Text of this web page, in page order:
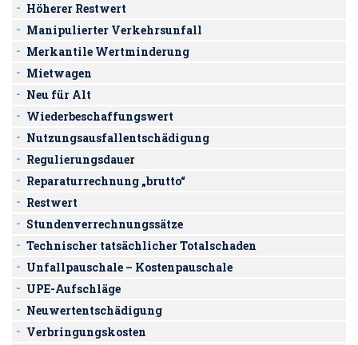
Höherer Restwert
Manipulierter Verkehrsunfall
Merkantile Wertminderung
Mietwagen
Neu für Alt
Wiederbeschaffungswert
Nutzungsausfallentschädigung
Regulierungsdauer
Reparaturrechnung „brutto“
Restwert
Stundenverrechnungssätze
Technischer tatsächlicher Totalschaden
Unfallpauschale – Kostenpauschale
UPE-Aufschläge
Neuwertentschädigung
Verbringungskosten